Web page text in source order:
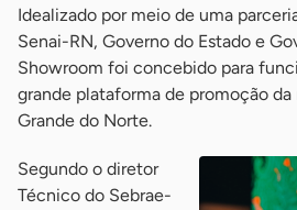
Idealizado por meio de uma
Senai-RN, Governo do Estado e
Showroom foi concebido para
grande plataforma de promoção
Grande do Norte.
Segundo o diretor
Técnico do Sebrae-